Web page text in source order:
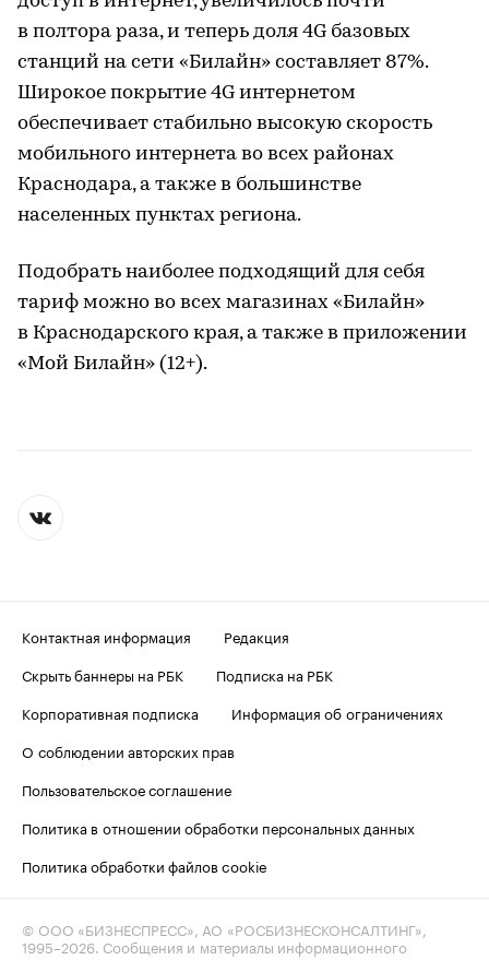
в полтора раза, и теперь доля 4G базовых
станций на сети «Билайн» составляет 87%.
Широкое покрытие 4G интернетом
обеспечивает стабильно высокую скорость
мобильного интернета во всех районах
Краснодара, а также в большинстве
населенных пунктах региона.
Подобрать наиболее подходящий для себя
тариф можно во всех магазинах «Билайн»
в Краснодарского края, а также в приложении
«Мой Билайн» (12+).
Контактная информация
Редакция
Скрыть баннеры на РБК
Подписка на РБК
Корпоративная подписка
Информация об ограничениях
О соблюдении авторских прав
Пользовательское соглашение
Политика в отношении обработки персональных данных
Политика обработки файлов cookie
© ООО «БИЗНЕСПРЕСС», АО «РОСБИЗНЕСКОНСАЛТИНГ»,
1995–2026 . Сообщения и материалы информационного